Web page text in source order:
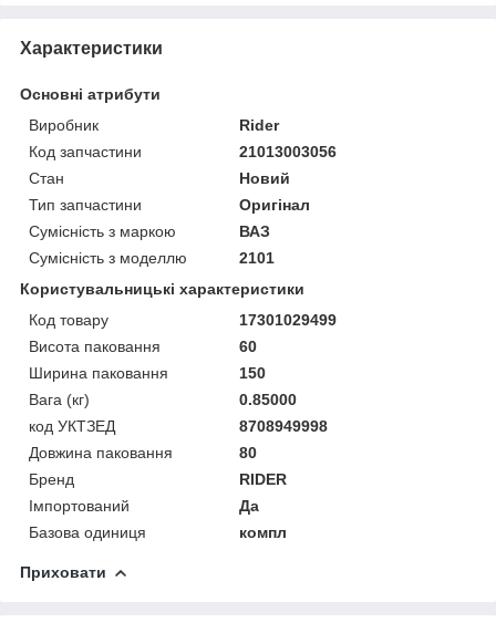
Характеристики
Основні атрибути
Виробник
Rider
Код запчастини
21013003056
Стан
Новий
Тип запчастини
Оригінал
Сумісність з маркою
ВАЗ
Сумісність з моделлю
2101
Користувальницькі характеристики
Код товару
17301029499
Висота паковання
60
Ширина паковання
150
Вага (кг)
0.85000
код УКТЗЕД
8708949998
Довжина паковання
80
Бренд
RIDER
Імпортований
Да
Базова одиниця
компл
Приховати